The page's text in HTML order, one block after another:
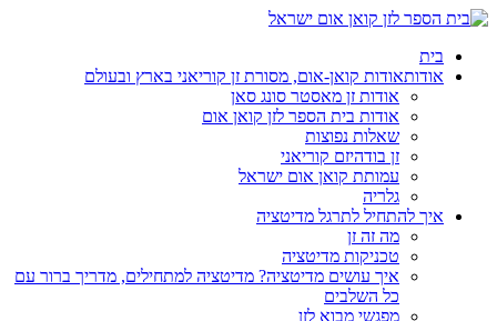
בית
אודותאודות קואן-אום, מסורת זן קוריאני בארץ ובעולם
אודות זן מאסטר סונג סאן
אודות בית הספר לזן קואן אום
שאלות נפוצות
זן בודהיזם קוריאני
עמותת קואן אום ישראל
גלריה
איך להתחיל לתרגל מדיטציה
מה זה זן
טכניקות מדיטציה
איך עושים מדיטציה? מדיטציה למתחילים, מדריך ברור עם
כל השלבים
מפגשי מבוא לזן